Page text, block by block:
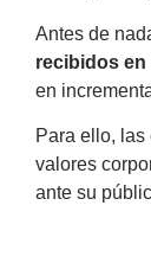
Antes de
recibidos
en
Para ello,
valores
ante su